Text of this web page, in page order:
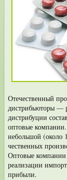
Отечественный
дистри­бьюторы —
дистрибуции
оптовые
небольшой (около
чественных
Оптовые
реализации
прибыли.